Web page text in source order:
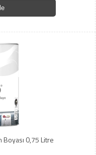
0,75 Litre